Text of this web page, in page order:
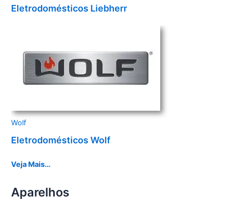
Eletrodomésticos Liebherr
Wolf
Eletrodomésticos Wolf
Veja Mais…
Aparelhos